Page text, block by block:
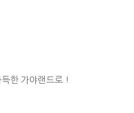
한 가야랜드로 !